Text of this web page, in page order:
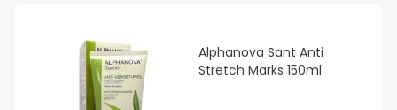
Alphanova Sant Anti
Stretch Marks 150ml